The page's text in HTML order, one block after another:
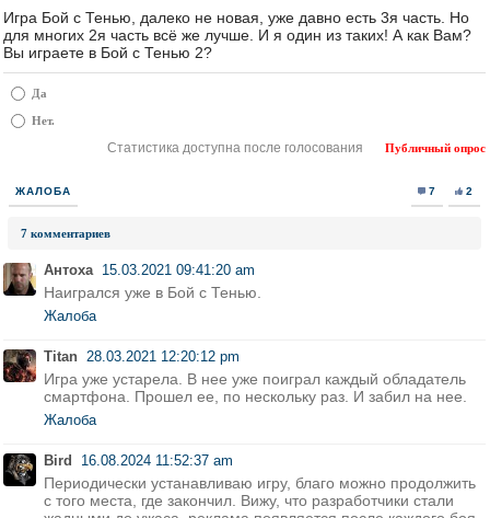
Игра Бой с Тенью, далеко не новая, уже давно есть 3я часть. Но
для многих 2я часть всё же лучше. И я один из таких! А как Вам?
Вы играете в Бой с Тенью 2?
Да
Нет.
Статистика доступна после голосования Публичный опрос
ЖАЛОБА 7 2
7 комментариев
Антоха 15.03.2021 09:41:20 am
Наигрался уже в Бой с Тенью.
Жалоба
Titan 28.03.2021 12:20:12 pm
Игра уже устарела. В нее уже поиграл каждый обладатель
смартфона. Прошел ее, по нескольку раз. И забил на нее.
Жалоба
Bird 16.08.2024 11:52:37 am
Периодически устанавливаю игру, благо можно продолжить
с того места, где закончил. Вижу, что разработчики стали